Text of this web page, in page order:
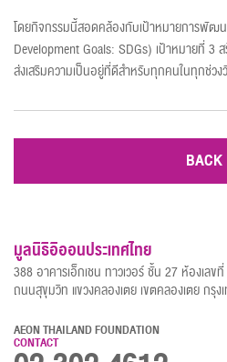
โดยกิจกรรมนี้สอดคล้องกับเป้าหมายการพัฒ
Development Goals: SDGs) เป้าหมายที่ 3
ส่งเสริมความเป็นอยู่ที่ดีสำหรับทุกคนในทุกช่วง
BACK
มูลนิธิอิออนประเทศไทย
388 อาคารเอ็กเชน ทาวเวอร์ ชั้น 27 ห้องเลข
ถนนสุขุมวิท แขวงคลองเตย เขตคลองเตย กรุ
AEON THAILAND FOUNDATION
CONTACT